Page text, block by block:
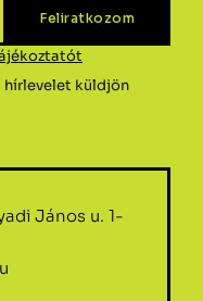
hírlevelet küldjön
János u. 1-